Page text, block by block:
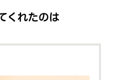
くれたのは